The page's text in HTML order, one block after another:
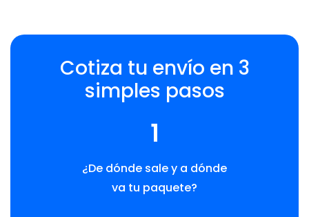
Cotiza tu envío en 3
simples pasos
1
¿De dónde sale y a dónde
va tu paquete?